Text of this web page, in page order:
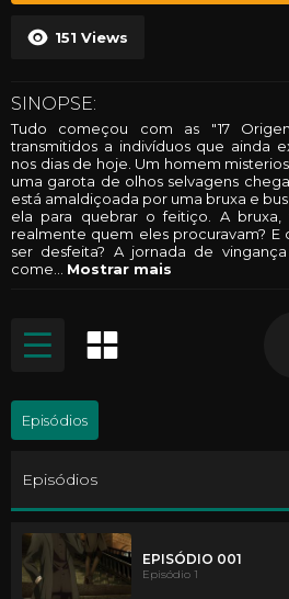
151 Views
SINOPSE:
Tudo começou com as "17
transmitidos a indivíduos que ainda
nos dias de hoje. Um homem
uma garota de olhos selvagens
está amaldiçoada por uma bruxa e
ela para quebrar o feitiço. A bruxa,
realmente quem eles procuravam?
ser desfeita? A jornada de
come
Mostrar mais
Episódios
Episódios
EPISÓDIO 001
Episódio 1